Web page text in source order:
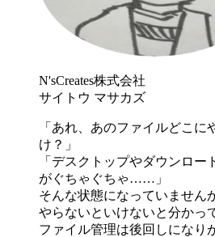
N'sCreates株式会社
サイトウ マサカズ
「あれ、あのファイルどこに
け？」
「デスクトップやダウンロー
がぐちゃぐちゃ……」
そんな状態になっていません
やらないといけないと分かっ
ファイル管理は後回しになり